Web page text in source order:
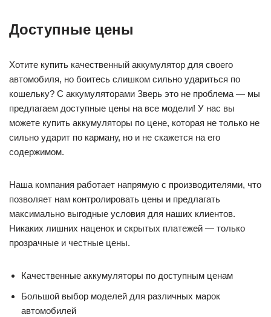
Доступные цены
Хотите купить качественный аккумулятор для своего
автомобиля, но боитесь слишком сильно удариться по
кошельку? С аккумуляторами Зверь это не проблема — мы
предлагаем доступные цены на все модели! У нас вы
можете купить аккумуляторы по цене, которая не только не
сильно ударит по карману, но и не скажется на его
содержимом.
Наша компания работает напрямую с производителями, что
позволяет нам контролировать цены и предлагать
максимально выгодные условия для наших клиентов.
Никаких лишних наценок и скрытых платежей — только
прозрачные и честные цены.
Качественные аккумуляторы по доступным ценам
Большой выбор моделей для различных марок
автомобилей